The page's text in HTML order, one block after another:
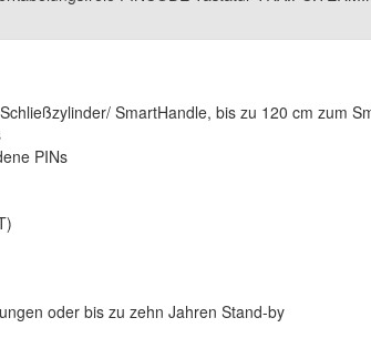
SmartHandle, bis zu 120 cm zum
PINs
oder bis zu zehn Jahren Stand-by